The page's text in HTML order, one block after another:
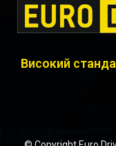
Високий